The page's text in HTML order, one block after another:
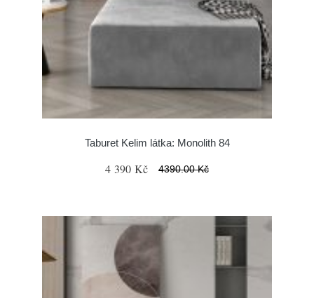
Taburet Kelim látka: Monolith 84
4 390 Kč 4390.00 Kč